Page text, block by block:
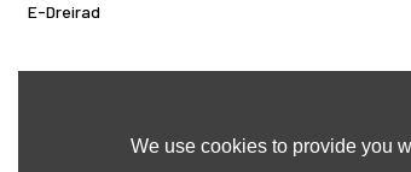
E-Dreirad
We use cookies to provide you